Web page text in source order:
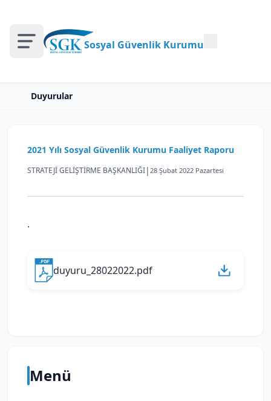
Sosyal Güvenlik Kurumu
Duyurular
Menü
2021 Yılı Sosyal Güvenlik Kurumu Faaliyet Raporu
STRATEJİ GELİŞTİRME BAŞKANLIĞI| 28 Şubat 2022 Pazartesi
.
duyuru_28022022.pdf